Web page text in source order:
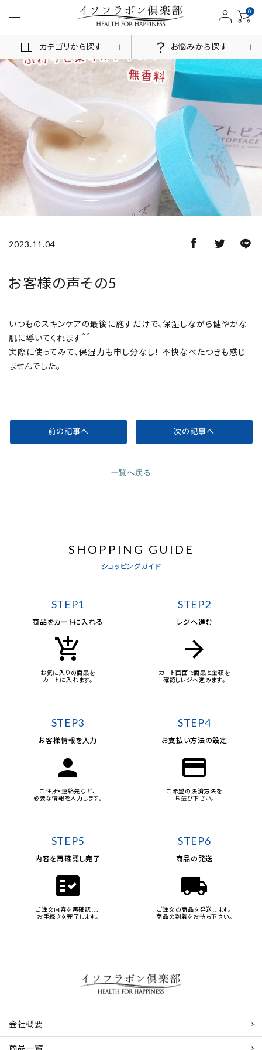
0
カテゴリから探す お悩みから探す
ACCOUNT MENU
ログイン 新規会員登録
商品一覧
お悩みから探す
お客様の声
プライバシーポリシー
特定商取引法表示
2023.11.04
お客様の声その5
いつものスキンケアの最後に施すだけで、保湿しながら健やかな
肌に導いてくれます＾＾
実際に使ってみて、保湿力も申し分なし！ 不快なべたつきも感じ
ませんでした。
前の記事へ
一覧へ戻る
次の記事へ
SHOPPING GUIDE
ショッピングガイド
STEP1
商品をカートに入れる
add_shopping_cart
お気に入りの商品を
カートに入れます。
STEP2
レジへ進む
arrow_forward
カート画面で商品と金額を
確認しレジへ進みます。
STEP3
お客様情報を入力
person
ご住所・連絡先など、
必要な情報を入力します。
STEP4
お支払い方法の設定
credit_card
ご希望の決済方法を
お選び下さい。
STEP5
内容を再確認し完了
fact_check
ご注文内容を再確認し、
お手続きを完了します。
STEP6
商品の発送
local_shipping
ご注文の商品を発送します。
商品の到着をお待ち下さい。
会社概要